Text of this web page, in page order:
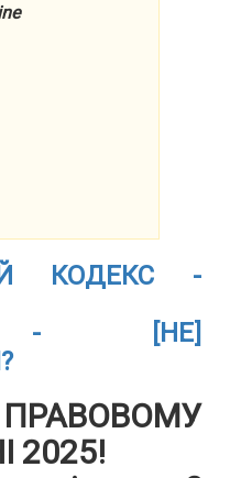
КОДЕКС -
- [НЕ]
2025!